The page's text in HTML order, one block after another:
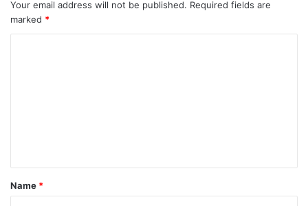
Your email address will not be published. Required fields are
marked *
Name *